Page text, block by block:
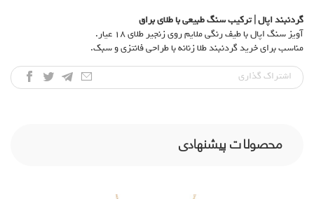
گردنبند اپال | ترکیب سنگ طبیعی با طلای براق
آویز سنگ اپال با طیف رنگی ملایم روی زنجیر طلای ۱۸ عیار.
مناسب برای خرید گردنبند طلا زنانه با طراحی فانتزی و سبک.
اشتراک‌ گذاری
محصولات پیشنهادی